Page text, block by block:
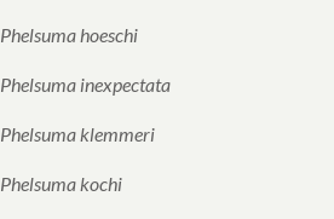
Phelsuma hoeschi
Phelsuma inexpectata
Phelsuma klemmeri
Phelsuma kochi